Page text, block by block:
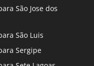
São Jose dos
São Luis
Sergipe